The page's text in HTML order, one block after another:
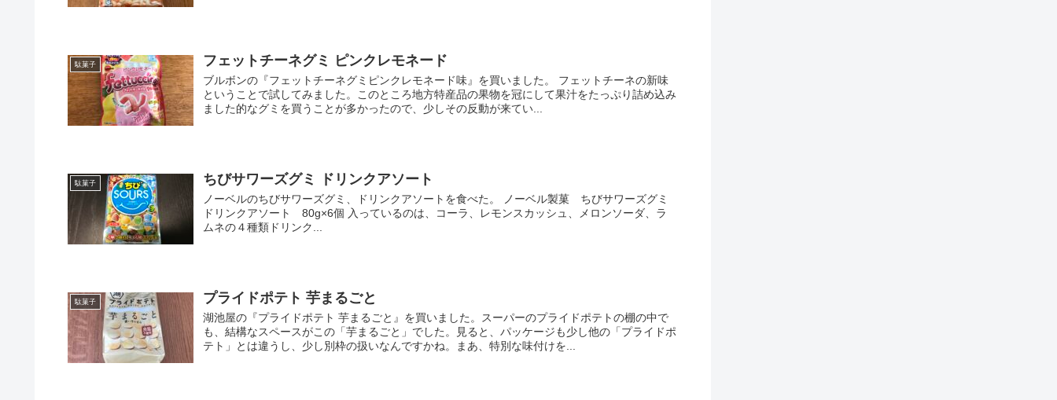
駄菓子 フェットチーネグミ ピンクレモネード
ブルボンの『フェットチーネグミピンクレモネード味』を買いました。 フェットチーネの新味
ということで試してみました。このところ地方特産品の果物を冠にして果汁をたっぷり詰め込み
ました的なグミを買うことが多かったので、少しその反動が来てい...
駄菓子 ちびサワーズグミ ドリンクアソート
ノーベルのちびサワーズグミ、ドリンクアソートを食べた。 ノーベル製菓 ちびサワーズグミ
ドリンクアソート 80g×6個 入っているのは、コーラ、レモンスカッシュ、メロンソーダ、ラ
ムネの４種類ドリンク...
駄菓子 プライドポテト 芋まるごと
湖池屋の『プライドポテト 芋まるごと』を買いました。スーパーのプライドポテトの棚の中で
も、結構なスペースがこの「芋まるごと」でした。見ると、パッケージも少し他の「プライドポ
テト」とは違うし、少し別枠の扱いなんですかね。まあ、特別な味付けを...